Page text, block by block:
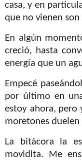
casa, y en
que no vienen
En algún
creció, hasta
energía que un
Empecé
por último en
estoy ahora, pero
moretones duelen
La bitácora la
movidita. Me